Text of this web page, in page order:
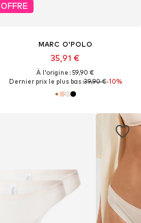
OFFRE
MARC O'POLO
35,91 €
À l'origine : 59,90 €
Dernier prix le plus bas :39,90 €-10%